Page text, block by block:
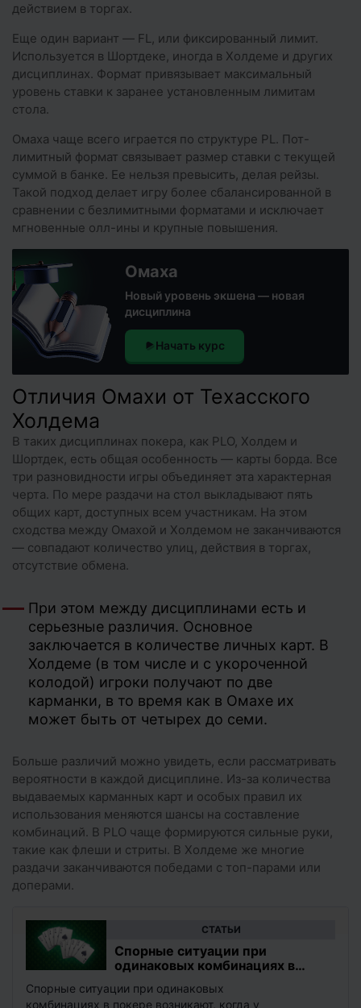
действием в торгах.
Еще один вариант — FL, или фиксированный лимит.
Используется в Шортдеке, иногда в Холдеме и других
дисциплинах. Формат привязывает максимальный
уровень ставки к заранее установленным лимитам
стола.
Омаха чаще всего играется по структуре PL. Пот-
лимитный формат связывает размер ставки с текущей
суммой в банке. Ее нельзя превысить, делая рейзы.
Такой подход делает игру более сбалансированной в
сравнении с безлимитными форматами и исключает
мгновенные олл-ины и крупные повышения.
Омаха
Новый уровень экшена — новая
дисциплина
Начать курс
Отличия Омахи от Техасского
Холдема
В таких дисциплинах покера, как PLO, Холдем и
Шортдек, есть общая особенность — карты борда. Все
три разновидности игры объединяет эта характерная
черта. По мере раздачи на стол выкладывают пять
общих карт, доступных всем участникам. На этом
сходства между Омахой и Холдемом не заканчиваются
— совпадают количество улиц, действия в торгах,
отсутствие обмена.
При этом между дисциплинами есть и
серьезные различия. Основное
заключается в количестве личных карт. В
Холдеме (в том числе и с укороченной
колодой) игроки получают по две
карманки, в то время как в Омахе их
может быть от четырех до семи.
Больше различий можно увидеть, если рассматривать
вероятности в каждой дисциплине. Из-за количества
выдаваемых карманных карт и особых правил их
использования меняются шансы на составление
комбинаций. В PLO чаще формируются сильные руки,
такие как флеши и стриты. В Холдеме же многие
раздачи заканчиваются победами с топ-парами или
доперами.
CТАТЬИ
Спорные ситуации при
одинаковых комбинациях в
Спорные ситуации при одинаковых
комбинациях в покере возникают, когда у